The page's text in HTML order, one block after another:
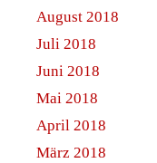
August 2018
Juli 2018
Juni 2018
Mai 2018
April 2018
März 2018